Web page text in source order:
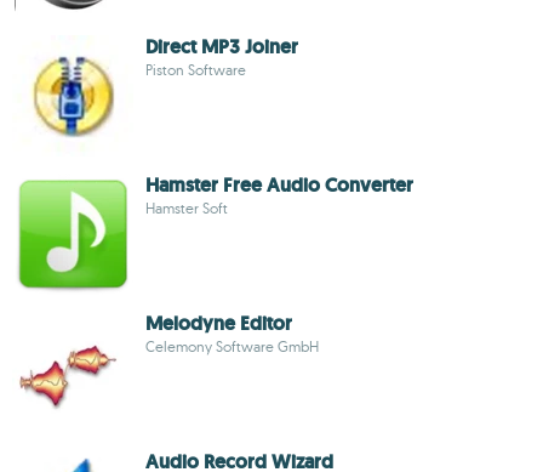
Direct MP3 Joiner
Piston Software
Hamster Free Audio Converter
Hamster Soft
Melodyne Editor
Celemony Software GmbH
Audio Record Wizard